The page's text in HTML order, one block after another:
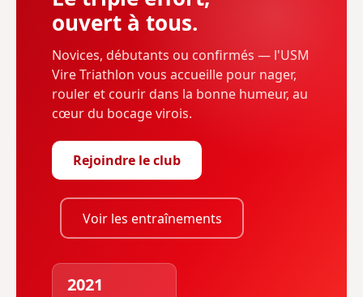
ouvert à tous.
Novices, débutants ou confirmés — l'USM
Vire Triathlon vous accueille pour nager,
rouler et courir dans la bonne humeur, au
cœur du bocage virois.
Rejoindre le club
Voir les entraînements
2021